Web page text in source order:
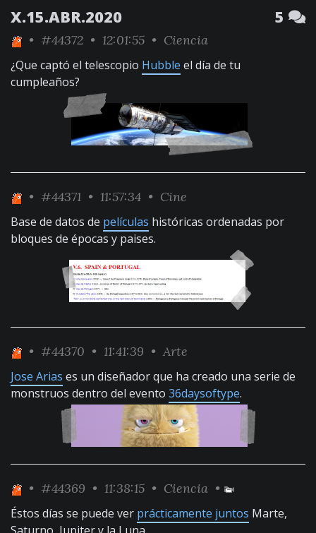
X.15.ABR.2020 5
• #44372 • 12:01:55 • Ciencia
¿Que captó el telescopio Hubble el día de tu
cumpleaños?
• #44371 • 11:57:34 • Cine
Base de datos de películas históricas ordenadas por
bloques de épocas y paises.
• #44370 • 11:41:39 • Arte
Jose Arias es un diseñador que ha creado una serie de
monstruos dentro del evento 36daysoftype.
• #44369 • 11:38:15 • Ciencia •
Éstos días se puede ver prácticamente juntos Marte,